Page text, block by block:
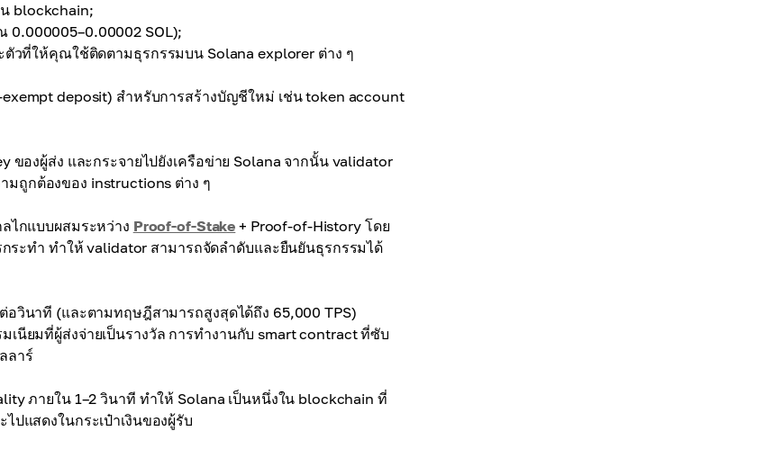
blockchain;
0.000005–0.00002 SOL);
วที่ให้คุณใช้ติดตามธุรกรรมบน Solana explorer ต่าง ๆ
deposit) สำหรับการสร้างบัญชีใหม่ เช่น token account
ของผู้ส่ง และกระจายไปยังเครือข่าย Solana จากนั้น validator
มถูกต้องของ instructions ต่าง ๆ
ไกแบบผสมระหว่าง Proof-of-Stake + Proof-of-History โดย
ระทำ ทำให้ validator สามารถจัดลำดับและยืนยันธุรกรรมได้
วินาที (และตามทฤษฎีสามารถสูงสุดได้ถึง 65,000 TPS)
นียมที่ผู้ส่งจ่ายเป็นรางวัล การทำงานกับ smart contract ที่ซับ
ลาร์
ภายใน 1–2 วินาที ทำให้ Solana เป็นหนึ่งใน blockchain ที่
ปแสดงในกระเป๋าเงินของผู้รับ